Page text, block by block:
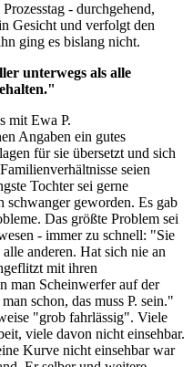
- durchgehend,
Gesicht und verfolgt den
ging es bislang nicht.
unterwegs als alle
mit Ewa P.
Angaben ein gutes
für sie übersetzt und sich
seien
Tochter sei gerne
schwanger geworden. Es gab
Das größte Problem sei
- immer zu schnell: "Sie
anderen. Hat sich nie an
mit ihren
man Scheinwerfer auf der
schon, das muss P. sein."
"grob fahrlässig". Viele
viele davon nicht einsehbar.
Kurve nicht einsehbar war